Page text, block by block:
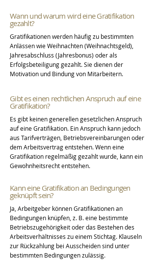
Wann und warum wird eine Gratifikation
gezahlt?
Gratifikationen werden häufig zu bestimmten
Anlässen wie Weihnachten (Weihnachtsgeld),
Jahresabschluss (Jahresbonus) oder als
Erfolgsbeteiligung gezahlt. Sie dienen der
Motivation und Bindung von Mitarbeitern.
Gibt es einen rechtlichen Anspruch auf eine
Gratifikation?
Es gibt keinen generellen gesetzlichen Anspruch
auf eine Gratifikation. Ein Anspruch kann jedoch
aus Tarifverträgen, Betriebsvereinbarungen oder
dem Arbeitsvertrag entstehen. Wenn eine
Gratifikation regelmäßig gezahlt wurde, kann ein
Gewohnheitsrecht entstehen.
Kann eine Gratifikation an Bedingungen
geknüpft sein?
Ja, Arbeitgeber können Gratifikationen an
Bedingungen knüpfen, z. B. eine bestimmte
Betriebszugehörigkeit oder das Bestehen des
Arbeitsverhältnisses zu einem Stichtag. Klauseln
zur Rückzahlung bei Ausscheiden sind unter
bestimmten Bedingungen zulässig.